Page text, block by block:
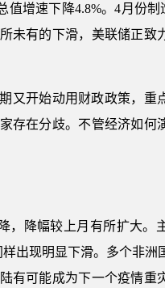
增速下降4.8%。4月份制
未有的下滑，美联储正致
又开始动用财政政策，重
存在分歧。不管经济如何
，降幅较上月有所扩大。
出现明显下滑。多个非洲
有可能成为下一个疫情重